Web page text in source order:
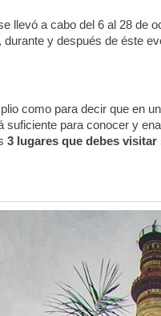
llevó a cabo del 6 al 28 de
y después de éste
como para decir que en
para conocer y
3 lugares que debes